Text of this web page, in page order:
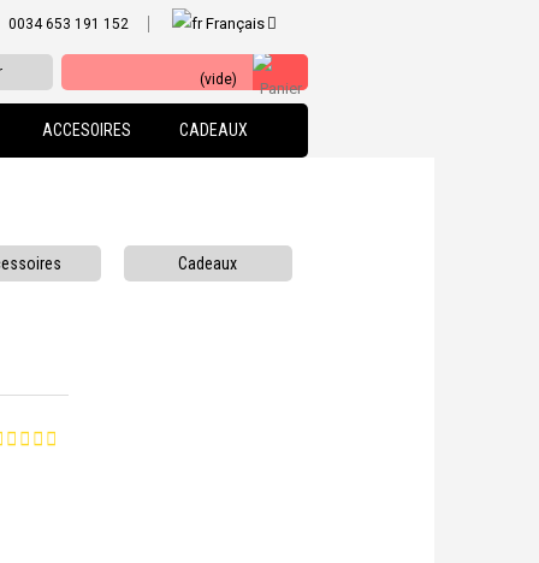
Français
0034 653 191 152
(vide)
ACCESOIRES CADEAUX
Cadeaux